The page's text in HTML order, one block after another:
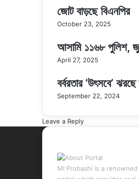
জোট বাড়ছে বিএনপির
October 23, 2025
আসামি ১১৬৮ পুলিশ,
April 27, 2025
বর্বরতার ‘উৎসবে’
September 22, 2024
Leave a Reply
MI Probashi is a